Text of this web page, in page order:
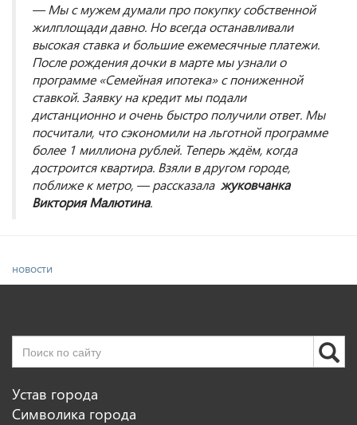
— Мы с мужем думали про покупку собственной
жилплощади давно. Но всегда останавливали
высокая ставка и большие ежемесячные платежи.
После рождения дочки в марте мы узнали о
программе «Семейная ипотека» с пониженной
ставкой. Заявку на кредит мы подали
дистанционно и очень быстро получили ответ. Мы
посчитали, что сэкономили на льготной программе
более 1 миллиона рублей. Теперь ждём, когда
достроится квартира. Взяли в другом городе,
поближе к метро, — рассказала жуковчанка
Виктория Малютина.
новости
Устав города
Символика города